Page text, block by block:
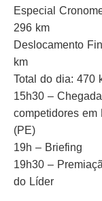
Especial
296 km
Deslocamento
km
Total do dia: 470
15h30 –
competidores em
(PE)
19h – Briefing
19h30 –
do Líder